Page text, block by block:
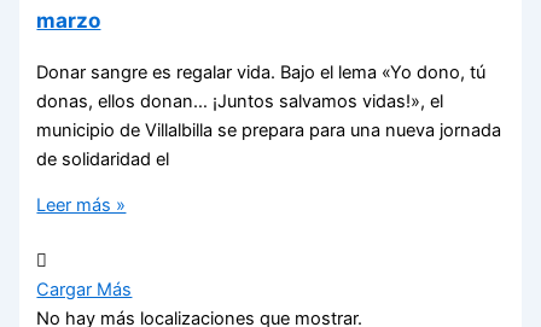
marzo
Donar sangre es regalar vida. Bajo el lema «Yo dono, tú
donas, ellos donan… ¡Juntos salvamos vidas!», el
municipio de Villalbilla se prepara para una nueva jornada
de solidaridad el
Leer más »
Cargar Más
No hay más localizaciones que mostrar.